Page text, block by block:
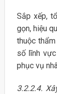
Sắp xếp,
gọn, hiệu
thuộc
số lĩnh
phục vụ
3.2.2.4.